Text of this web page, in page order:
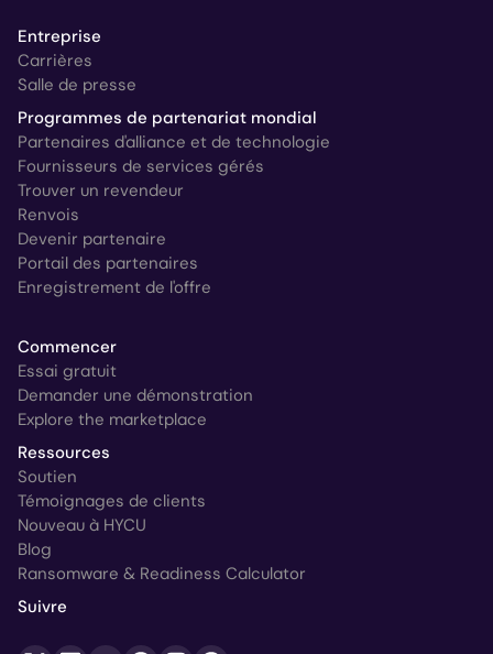
Entreprise
Carrières
Salle de presse
Programmes de partenariat mondial
Partenaires d'alliance et de technologie
Fournisseurs de services gérés
Trouver un revendeur
Renvois
Devenir partenaire
Portail des partenaires
Enregistrement de l'offre
Commencer
Essai gratuit
Demander une démonstration
Explore the marketplace
Ressources
Soutien
Témoignages de clients
Nouveau à HYCU
Blog
Ransomware & Readiness Calculator
Suivre